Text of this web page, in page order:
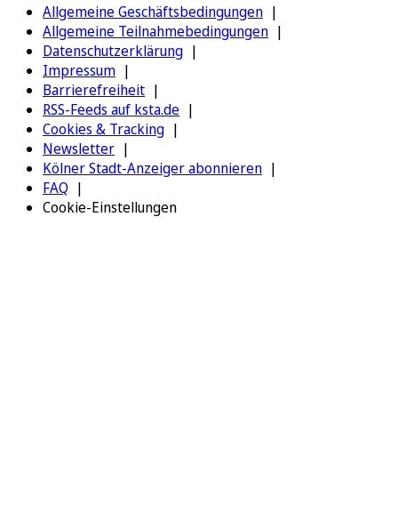
Allgemeine Geschäftsbedingungen
Allgemeine Teilnahmebedingungen
Datenschutzerklärung
Impressum
Barrierefreiheit
RSS-Feeds auf ksta.de
Cookies & Tracking
Newsletter
Kölner Stadt-Anzeiger abonnieren
FAQ
Cookie-Einstellungen